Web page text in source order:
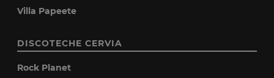
Villa Papeete
DISCOTECHE CERVIA
Rock Planet